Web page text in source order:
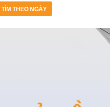
TÌM THEO NGÀY